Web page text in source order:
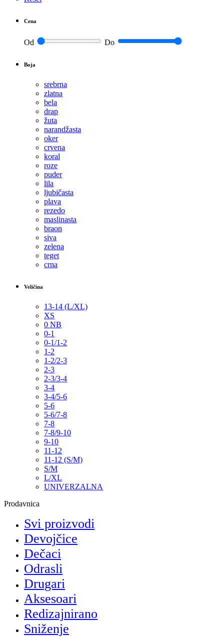
Cena
Od Do
Boja
srebrna
zlatna
bela
drap
žuta
narandžasta
oker
crvena
koral
roze
puder
lila
ljubičasta
plava
rezedo
maslinasta
braon
siva
zelena
teget
crna
Veličina
13-14 (L/XL)
XS
0 NB
0-1
0-1/1-2
1-2
1-2/2-3
2-3
2-3/3-4
3-4
3-4/5-6
5-6
5-6/7-8
7-8
7-8/9-10
9-10
11-12
11-12 (S/M)
S/M
L/XL
UNIVERZALNA
Prodavnica
Svi proizvodi
Devojčice
Dečaci
Odrasli
Drugari
Aksesoari
Redizajnirano
Sniženje